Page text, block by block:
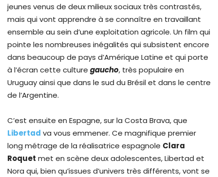
jeunes venus de deux milieux sociaux très contrastés,
mais qui vont apprendre à se connaître en travaillant
ensemble au sein d’une exploitation agricole. Un film qui
pointe les nombreuses inégalités qui subsistent encore
dans beaucoup de pays d’Amérique Latine et qui porte
à l’écran cette culture gaucho, très populaire en
Uruguay ainsi que dans le sud du Brésil et dans le centre
de l’Argentine.
C’est ensuite en Espagne, sur la Costa Brava, que
Libertad va vous emmener. Ce magnifique premier
long métrage de la réalisatrice espagnole Clara
Roquet met en scène deux adolescentes, Libertad et
Nora qui, bien qu’issues d’univers très différents, vont se